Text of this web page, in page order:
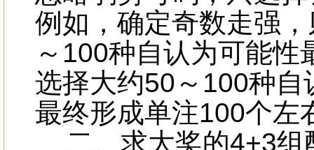
例如，确定奇数走强
～100种自认为可能
选择大约50～100种
最终形成单注100个左
二、求大奖的4+3组